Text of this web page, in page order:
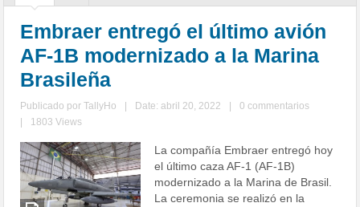
Embraer entregó el último avión
AF-1B modernizado a la Marina
Brasileña
Publicado porTallyHo Date: abril 20, 2022
0 commentarios
1803 Views
La compañía Embraer entregó hoy
el último caza AF-1 (AF-1B)
modernizado a la Marina de Brasil.
La ceremonia se realizó en la